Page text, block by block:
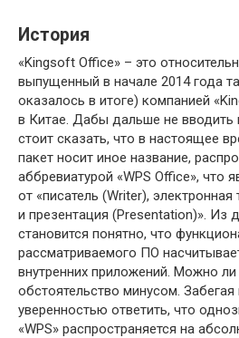
История
«Kingsoft Office» – это
выпущенный в начале 2014 года
оказалось в итоге) компанией
в Китае. Дабы дальше не вводить
стоит сказать, что в настоящее
пакет носит иное название,
аббревиатурой «WPS Office», что
от «писатель (Writer),
и презентация (Presentation)». Из
становится понятно, что
рассматриваемого ПО
внутренних приложений. Можно ли
обстоятельство минусом.
уверенностью ответить, что
«WPS» распространяется на